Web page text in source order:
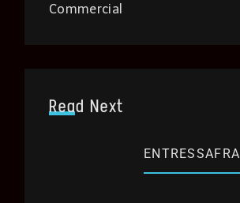
Commercial
Read Next
ENTRESSAFRA